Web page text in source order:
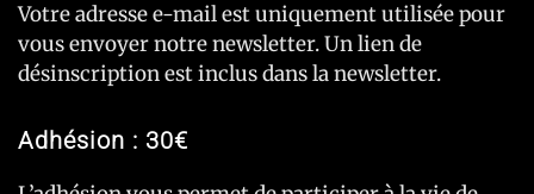
Votre adresse e-mail est uniquement utilisée pour
vous envoyer notre newsletter. Un lien de
désinscription est inclus dans la newsletter.
Adhésion : 30€